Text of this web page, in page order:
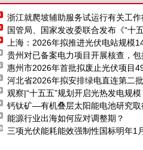
浙江就爬坡辅助服务试运行有关工作
国管局、国家发改委联合发布《“十五
上海：2026年拟推进光伏电站规模
贵州对已备案电力项目开展核查，包
惠州市2026年首批拟废止光伏项目
河北省2026年拟安排绿电直连第二
观察|“十五五”规划开启光热发电规模
钙钛矿—有机叠层太阳能电池研究取
能源行业出海如何应对调整期？
三项光伏能耗能效强制性国标明年1